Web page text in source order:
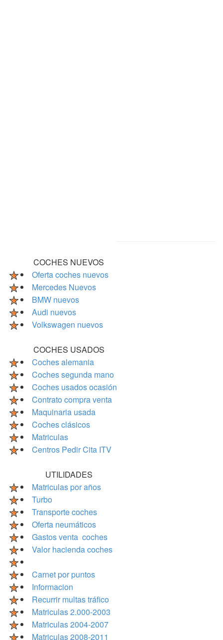
COCHES NUEVOS
Oferta coches nuevos
Mercedes Nuevos
BMW nuevos
Audi nuevos
Volkswagen nuevos
COCHES USADOS
Coches alemania
Coches segunda mano
Coches usados ocasión
Contrato compra venta
Maquinaria usada
Coches clásicos
Matriculas
Centros Pedir Cita ITV
UTILIDADES
Matriculas por años
Turbo
Transporte coches
Oferta neumáticos
Gastos venta coches
Valor hacienda coches
Carnet por puntos
Informacion
Recurrir multas tráfico
Matriculas 2.000-2003
Matriculas 2004-2007
Matriculas 2008-2011